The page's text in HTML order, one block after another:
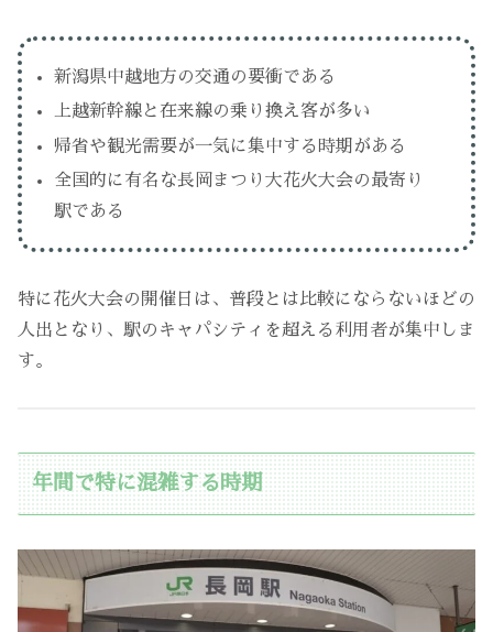
新潟県中越地方の交通の要衝である
上越新幹線と在来線の乗り換え客が多い
帰省や観光需要が一気に集中する時期がある
全国的に有名な長岡まつり大花火大会の最寄り
駅である
特に花火大会の開催日は、普段とは比較にならないほどの
人出となり、駅のキャパシティを超える利用者が集中しま
す。
年間で特に混雑する時期